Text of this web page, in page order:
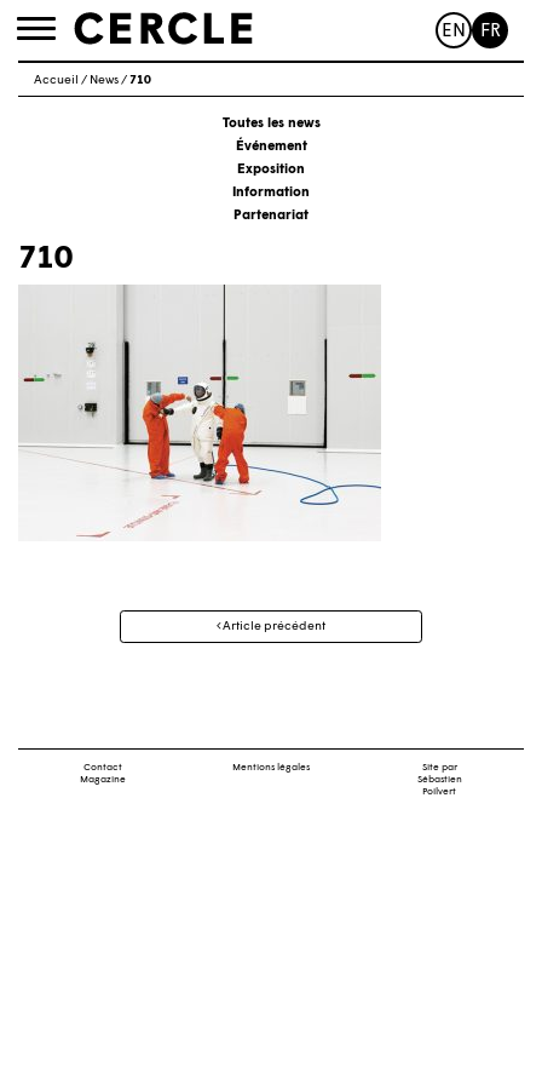
Toggle
EN FR
Accueil / News/710
Toutes les news
Événement
Exposition
Information
Partenariat
710
Navigation
Article précédent
Contact
Magazine
Mentions légales
Site par
Sébastien
Poilvert